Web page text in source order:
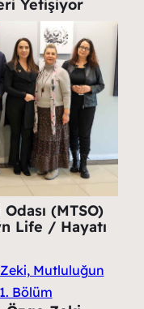
Yetişiyor
(MTSO)
Life / Hayatı